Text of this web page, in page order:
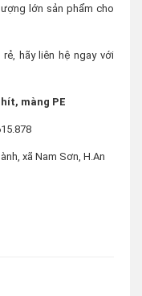
lớn sản phẩm cho
hãy liên hệ ngay với
màng PE
xã Nam Sơn, H.An